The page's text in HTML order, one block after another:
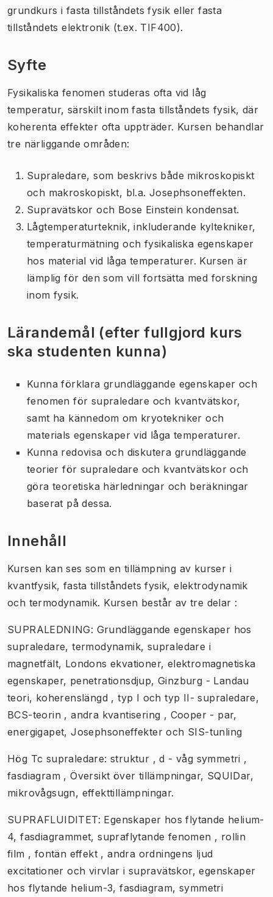
grundkurs i fasta tillståndets fysik eller fasta
tillståndets elektronik (t.ex. TIF400).
Syfte
Fysikaliska fenomen studeras ofta vid låg
temperatur, särskilt inom fasta tillståndets fysik, där
koherenta effekter ofta uppträder. Kursen behandlar
tre närliggande områden:
Supraledare, som beskrivs både mikroskopiskt
och makroskopiskt, bl.a. Josephsoneffekten.
Supravätskor och Bose Einstein kondensat.
Lågtemperaturteknik, inkluderande kyltekniker,
temperaturmätning och fysikaliska egenskaper
hos material vid låga temperaturer. Kursen är
lämplig för den som vill fortsätta med forskning
inom fysik.
Lärandemål (efter fullgjord kurs
ska studenten kunna)
Kunna förklara grundläggande egenskaper och
fenomen för supraledare och kvantvätskor,
samt ha kännedom om kryotekniker och
materials egenskaper vid låga temperaturer.
Kunna redovisa och diskutera grundläggande
teorier för supraledare och kvantvätskor och
göra teoretiska härledningar och beräkningar
baserat på dessa.
Innehåll
Kursen kan ses som en tillämpning av kurser i
kvantfysik, fasta tillståndets fysik, elektrodynamik
och termodynamik. Kursen består av tre delar :
SUPRALEDNING: Grundläggande egenskaper hos
supraledare, termodynamik, supraledare i
magnetfält, Londons ekvationer, elektromagnetiska
egenskaper, penetrationsdjup, Ginzburg - Landau
teori, koherenslängd , typ I och typ II- supraledare,
BCS-teorin , andra kvantisering , Cooper - par,
energigapet, Josephsoneffekter och SIS-tunling
Hög Tc supraledare: struktur , d - våg symmetri ,
fasdiagram , Översikt över tillämpningar, SQUIDar,
mikrovågsugn, effekttillämpningar.
SUPRAFLUIDITET: Egenskaper hos flytande helium-
4, fasdiagrammet, supraflytande fenomen , rollin
film , fontän effekt , andra ordningens ljud
excitationer och virvlar i supravätskor, egenskaper
hos flytande helium-3, fasdiagram, symmetri